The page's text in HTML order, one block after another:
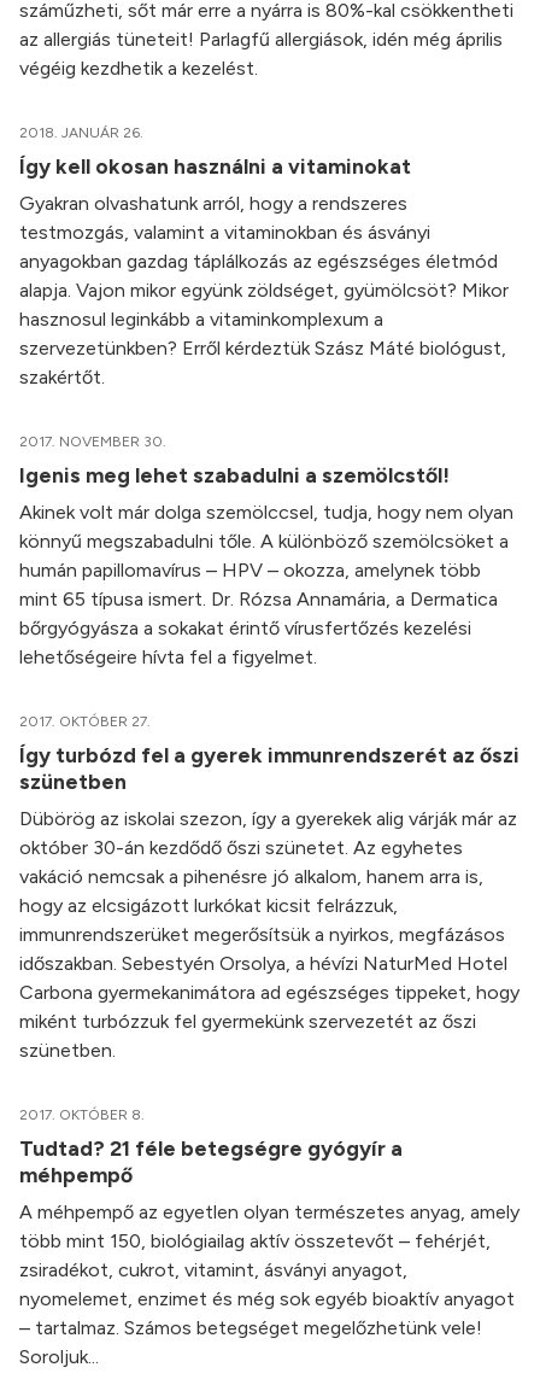
száműzheti, sőt már erre a nyárra is 80%-kal csökkentheti
az allergiás tüneteit! Parlagfű allergiások, idén még április
végéig kezdhetik a kezelést.
2018. JANUÁR 26.
Így kell okosan használni a vitaminokat
Gyakran olvashatunk arról, hogy a rendszeres
testmozgás, valamint a vitaminokban és ásványi
anyagokban gazdag táplálkozás az egészséges életmód
alapja. Vajon mikor együnk zöldséget, gyümölcsöt? Mikor
hasznosul leginkább a vitaminkomplexum a
szervezetünkben? Erről kérdeztük Szász Máté biológust,
szakértőt.
2017. NOVEMBER 30.
Igenis meg lehet szabadulni a szemölcstől!
Akinek volt már dolga szemölccsel, tudja, hogy nem olyan
könnyű megszabadulni tőle. A különböző szemölcsöket a
humán papillomavírus – HPV – okozza, amelynek több
mint 65 típusa ismert. Dr. Rózsa Annamária, a Dermatica
bőrgyógyásza a sokakat érintő vírusfertőzés kezelési
lehetőségeire hívta fel a figyelmet.
2017. OKTÓBER 27.
Így turbózd fel a gyerek immunrendszerét az őszi
szünetben
Dübörög az iskolai szezon, így a gyerekek alig várják már az
október 30-án kezdődő őszi szünetet. Az egyhetes
vakáció nemcsak a pihenésre jó alkalom, hanem arra is,
hogy az elcsigázott lurkókat kicsit felrázzuk,
immunrendszerüket megerősítsük a nyirkos, megfázásos
időszakban. Sebestyén Orsolya, a hévízi NaturMed Hotel
Carbona gyermekanimátora ad egészséges tippeket, hogy
miként turbózzuk fel gyermekünk szervezetét az őszi
szünetben.
2017. OKTÓBER 8.
Tudtad? 21 féle betegségre gyógyír a
méhpempő
A méhpempő az egyetlen olyan természetes anyag, amely
több mint 150, biológiailag aktív összetevőt – fehérjét,
zsiradékot, cukrot, vitamint, ásványi anyagot,
nyomelemet, enzimet és még sok egyéb bioaktív anyagot
– tartalmaz. Számos betegséget megelőzhetünk vele!
Soroljuk...